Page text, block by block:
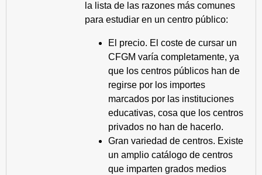
la lista de las razones más comunes
para estudiar en un centro público:
El precio. El coste de cursar un
CFGM varía completamente, ya
que los centros públicos han de
regirse por los importes
marcados por las instituciones
educativas, cosa que los centros
privados no han de hacerlo.
Gran variedad de centros. Existe
un amplio catálogo de centros
que imparten grados medios